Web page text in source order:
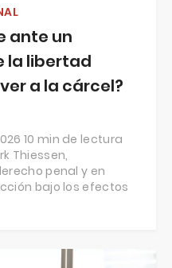
ante un
la libertad
a la cárcel?
10 min de lectura
Thiessen,
penal y en
bajo los efectos